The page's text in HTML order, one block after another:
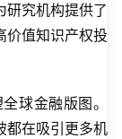
研究机构提供了
价值知识产权投
球金融版图。
都在吸引更多机